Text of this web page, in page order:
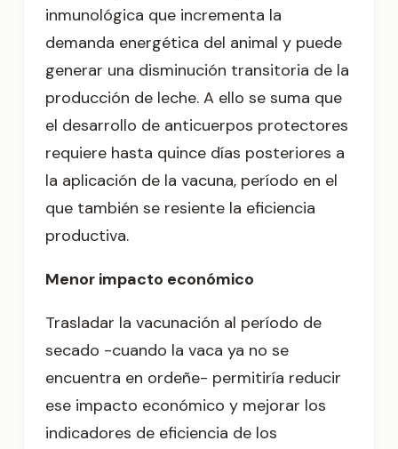
inmunológica que incrementa la
demanda energética del animal y puede
generar una disminución transitoria de la
producción de leche. A ello se suma que
el desarrollo de anticuerpos protectores
requiere hasta quince días posteriores a
la aplicación de la vacuna, período en el
que también se resiente la eficiencia
productiva.
Menor impacto económico
Trasladar la vacunación al período de
secado -cuando la vaca ya no se
encuentra en ordeñe- permitiría reducir
ese impacto económico y mejorar los
indicadores de eficiencia de los